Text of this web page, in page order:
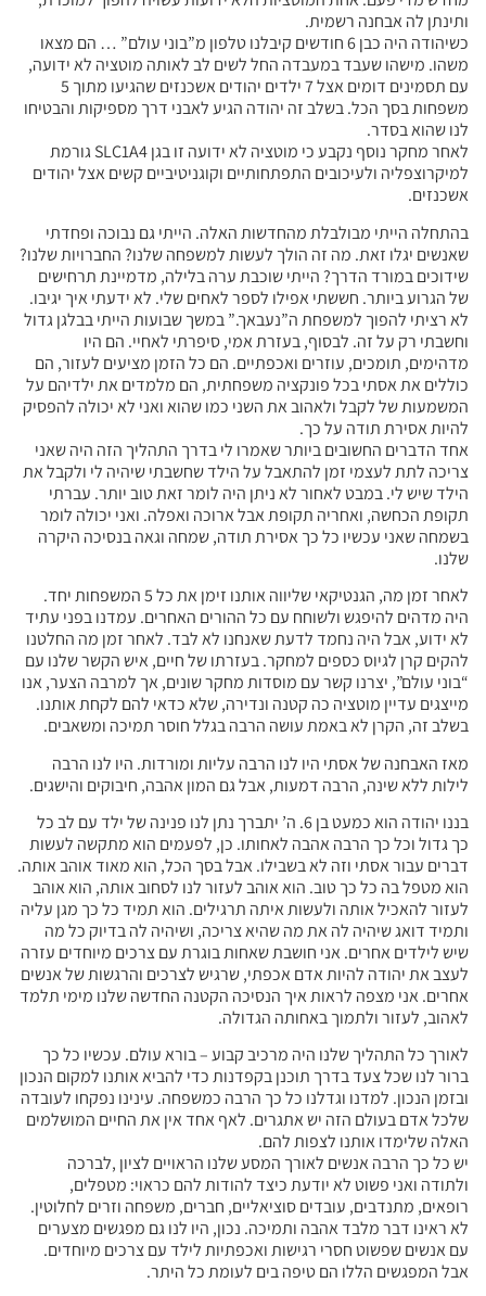
ותינתן לה אבחנה רשמית.
כשיהודה היה כבן 6 חודשים קיבלנו טלפון מ”בוני עולם” … הם מצאו
משהו. מישהו שעבד במעבדה החל לשים לב לאותה מוטציה לא ידועה,
עם תסמינים דומים אצל 7 ילדים יהודים אשכנזים שהגיעו מתוך 5
משפחות בסך הכל. בשלב זה יהודה הגיע לאבני דרך מספיקות והבטיחו
לנו שהוא בסדר.
לאחר מחקר נוסף נקבע כי מוטציה לא ידועה זו בגן SLC1A4 גורמת
למיקרוצפליה ולעיכובים התפתחותיים וקוגניטיביים קשים אצל יהודים
אשכנזים.
בהתחלה הייתי מבולבלת מהחדשות האלה. הייתי גם נבוכה ופחדתי
שאנשים יגלו זאת. מה זה הולך לעשות למשפחה שלנו? החברויות שלנו?
שידוכים במורד הדרך? הייתי שוכבת ערה בלילה, מדמיינת תרחישים
של הגרוע ביותר. חששתי אפילו לספר לאחים שלי. לא ידעתי איך יגיבו.
לא רציתי להפוך למשפחת ה”נעבאך.” במשך שבועות הייתי בבלגן גדול
וחשבתי רק על זה. לבסוף, בעזרת אמי, סיפרתי לאחיי. הם היו
מדהימים, תומכים, עוזרים ואכפתיים. הם כל הזמן מציעים לעזור, הם
כוללים את אסתי בכל פונקציה משפחתית, הם מלמדים את ילדיהם על
המשמעות של לקבל ולאהוב את השני כמו שהוא ואני לא יכולה להפסיק
להיות אסירת תודה על כך.
אחד הדברים החשובים ביותר שאמרו לי בדרך התהליך הזה היה שאני
צריכה לתת לעצמי זמן להתאבל על הילד שחשבתי שיהיה לי ולקבל את
הילד שיש לי. במבט לאחור לא ניתן היה לומר זאת טוב יותר. עברתי
תקופת הכחשה, ואחריה תקופת אבל ארוכה ואפלה. ואני יכולה לומר
בשמחה שאני עכשיו כל כך אסירת תודה, שמחה וגאה בנסיכה היקרה
שלנו.
לאחר זמן מה, הגנטיקאי שליווה אותנו זימן את כל 5 המשפחות יחד.
היה מדהים להיפגש ולשוחח עם כל ההורים האחרים. עמדנו בפני עתיד
לא ידוע, אבל היה נחמד לדעת שאנחנו לא לבד. לאחר זמן מה החלטנו
להקים קרן לגיוס כספים למחקר. בעזרתו של חיים, איש הקשר שלנו עם
“בוני עולם”, יצרנו קשר עם מוסדות מחקר שונים, אך למרבה הצער, אנו
מייצגים עדיין מוטציה כה קטנה ונדירה, שלא כדאי להם לקחת אותנו.
בשלב זה, הקרן לא באמת עושה הרבה בגלל חוסר תמיכה ומשאבים.
מאז האבחנה של אסתי היו לנו הרבה עליות ומורדות. היו לנו הרבה
לילות ללא שינה, הרבה דמעות, אבל גם המון אהבה, חיבוקים והישגים.
בננו יהודה הוא כמעט בן 6. ה’ יתברך נתן לנו פנינה של ילד עם לב כל
כך גדול וכל כך הרבה אהבה לאחותו. כן, לפעמים הוא מתקשה לעשות
דברים עבור אסתי וזה לא בשבילו. אבל בסך הכל, הוא מאוד אוהב אותה.
הוא מטפל בה כל כך טוב. הוא אוהב לעזור לנו לסחוב אותה, הוא אוהב
לעזור להאכיל אותה ולעשות איתה תרגילים. הוא תמיד כל כך מגן עליה
ותמיד דואג שיהיה לה את מה שהיא צריכה, ושיהיה לה בדיוק כל מה
שיש לילדים אחרים. אני חושבת שאחות בוגרת עם צרכים מיוחדים עזרה
לעצב את יהודה להיות אדם אכפתי, שרגיש לצרכים והרגשות של אנשים
אחרים. אני מצפה לראות איך הנסיכה הקטנה החדשה שלנו מימי תלמד
לאהוב, לעזור ולתמוך באחותה הגדולה.
לאורך כל התהליך שלנו היה מרכיב קבוע – בורא עולם. עכשיו כל כך
ברור לנו שכל צעד בדרך תוכנן בקפדנות כדי להביא אותנו למקום הנכון
ובזמן הנכון. למדנו וגדלנו כל כך הרבה כמשפחה. עינינו נפקחו לעובדה
שלכל אדם בעולם הזה יש אתגרים. לאף אחד אין את החיים המושלמים
האלה שלימדו אותנו לצפות להם.
יש כל כך הרבה אנשים לאורך המסע שלנו הראויים לציון ,לברכה
ולתודה ואני פשוט לא יודעת כיצד להודות להם כראוי: מטפלים,
רופאים, מתנדבים, עובדים סוציאליים, חברים, משפחה וזרים לחלוטין.
לא ראינו דבר מלבד אהבה ותמיכה. נכון, היו לנו גם מפגשים מצערים
עם אנשים שפשוט חסרי רגישות ואכפתיות לילד עם צרכים מיוחדים.
אבל המפגשים הללו הם טיפה בים לעומת כל היתר.